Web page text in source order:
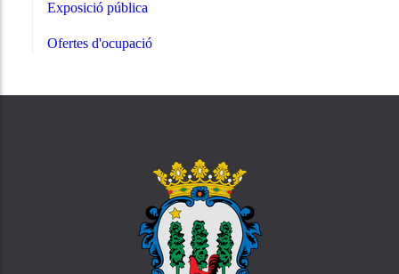
Exposició pública
Ofertes d'ocupació